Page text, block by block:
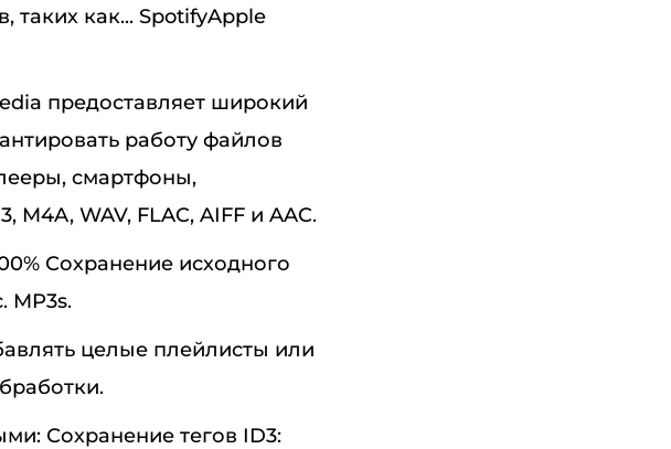
таких как... SpotifyApple
предоставляет широкий
работу файлов
смартфоны,
M4A, WAV, FLAC, AIFF и AAC.
Сохранение исходного
MP3s.
целые плейлисты или
Сохранение тегов ID3: